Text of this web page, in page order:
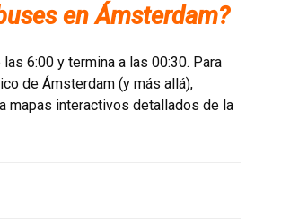
en Ámsterdam?
6:00 y termina a las 00:30. Para
de Ámsterdam (y más allá),
mapas interactivos detallados de la